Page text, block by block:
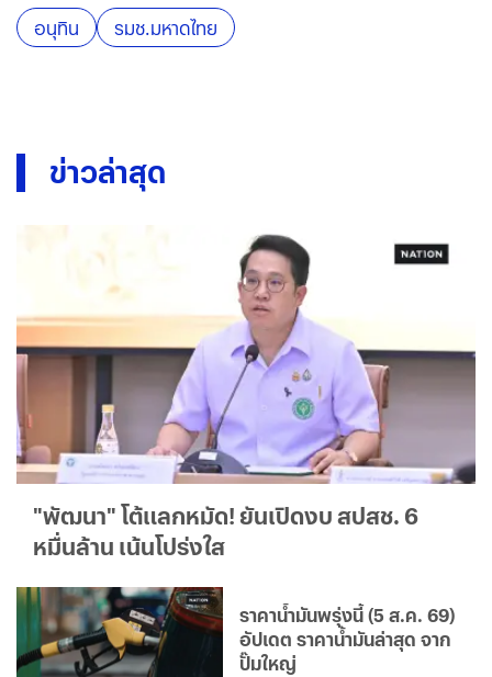
อนุทิน รมช.มหาดไทย
ข่าวล่าสุด
"พัฒนา" โต้แลกหมัด! ยันเปิดงบ สปสช. 6
หมื่นล้าน เน้นโปร่งใส
ราคาน้ำมันพรุ่งนี้ (5 ส.ค. 69)
อัปเดต ราคาน้ำมันล่าสุด จาก
ปั๊มใหญ่